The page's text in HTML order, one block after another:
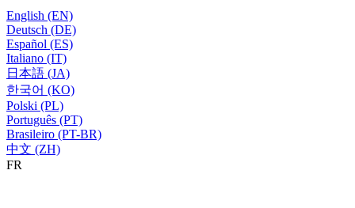
English (EN)
Deutsch (DE)
Español (ES)
Italiano (IT)
日本語 (JA)
한국어 (KO)
Polski (PL)
Português (PT)
Brasileiro (PT-BR)
中文 (ZH)
FR